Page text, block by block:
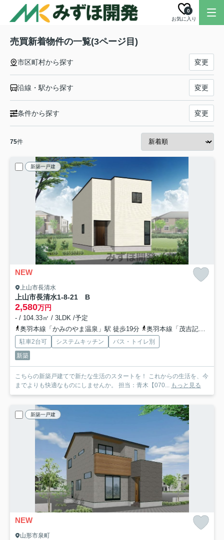
お気に入り
0
売買新着物件の一覧(3ページ目)
市区町村から探す 変更
沿線・駅から探す 変更
条件から探す 変更
75件
新築一戸建
NEW
上山市長清水
上山市長清水1-8-21 B
2,580万円
- / 104.33㎡ / 3LDK /予定
奥羽本線「かみのやま温泉」駅 徒歩19分
奥羽本線「茂吉記念館前」駅 徒歩60分
駐車2台可 システムキッチン
バス・トイレ別
新築
こちらの新築戸建てで新たな生活のスタートを！ これからの生活を、今
までよりも快適なものにしませんか。 担当：青木【070... もっと見る
新築一戸建
NEW
山形市泉町